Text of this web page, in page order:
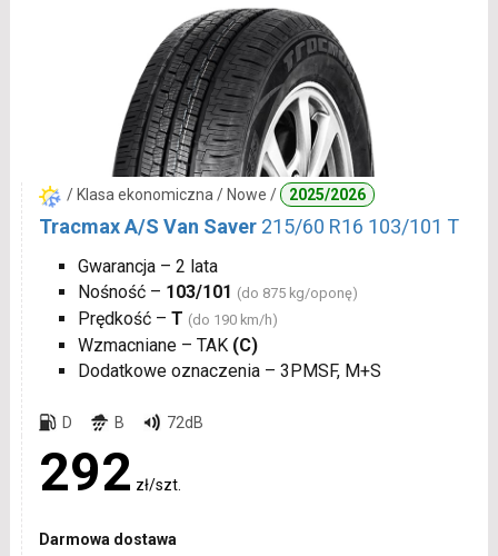
/ Klasa ekonomiczna / Nowe / 2025/2026
Tracmax A/S Van Saver 215/60 R16 103/101 T
Gwarancja – 2 lata
Nośność – 103/101 (do 875 kg/oponę)
Prędkość – T (do 190 km/h)
Wzmacniane – TAK (C)
Dodatkowe oznaczenia – 3PMSF, M+S
D B 72dB
292 zł/szt.
Darmowa dostawa